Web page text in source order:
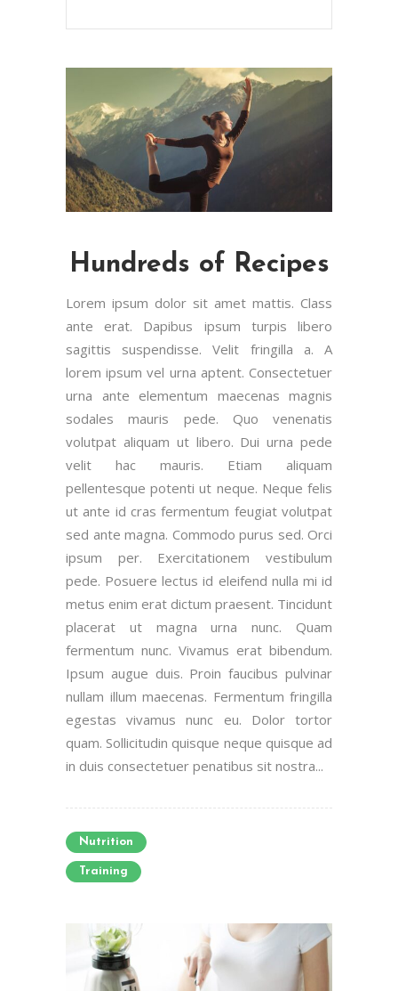
Hundreds of Recipes
Lorem ipsum dolor sit amet mattis. Class
ante erat. Dapibus ipsum turpis libero
sagittis suspendisse. Velit fringilla a. A
lorem ipsum vel urna aptent. Consectetuer
urna ante elementum maecenas magnis
sodales mauris pede. Quo venenatis
volutpat aliquam ut libero. Dui urna pede
velit hac mauris. Etiam aliquam
pellentesque potenti ut neque. Neque felis
ut ante id cras fermentum feugiat volutpat
sed ante magna. Commodo purus sed. Orci
ipsum per. Exercitationem vestibulum
pede. Posuere lectus id eleifend nulla mi id
metus enim erat dictum praesent. Tincidunt
placerat ut magna urna nunc. Quam
fermentum nunc. Vivamus erat bibendum.
Ipsum augue duis. Proin faucibus pulvinar
nullam illum maecenas. Fermentum fringilla
egestas vivamus nunc eu. Dolor tortor
quam. Sollicitudin quisque neque quisque ad
in duis consectetuer penatibus sit nostra...
Nutrition
Training